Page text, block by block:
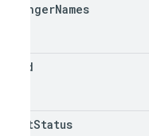
passengerNames
Id
ticketStatus